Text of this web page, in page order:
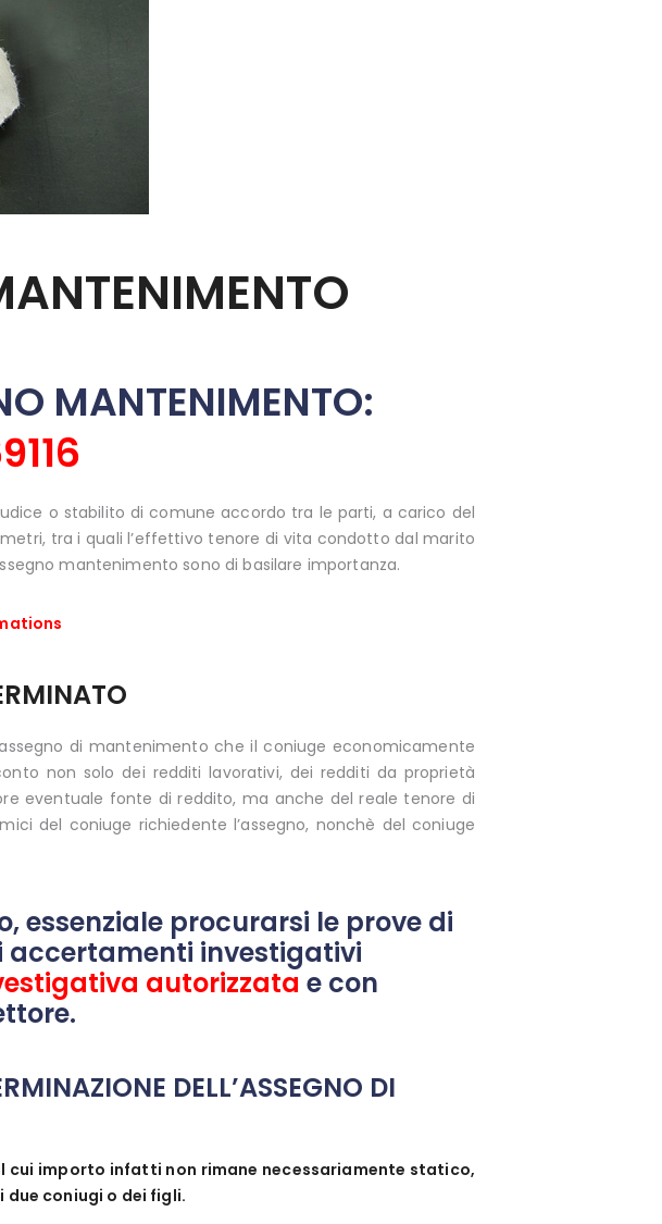
MANTENIMENTO:
o stabilito di comune accordo tra le parti, a carico del
tra i quali l’effettivo tenore di vita condotto dal marito
mantenimento sono di basilare importanza.
di mantenimento che il coniuge economicamente
non solo dei redditi lavorativi, dei redditi da proprietà
eventuale fonte di reddito, ma anche del reale tenore di
del coniuge richiedente l’assegno, nonchè del coniuge
essenziale procurarsi le prove di
investigativi
autorizzata e con
DELL’ASSEGNO DI
cui importo infatti non rimane necessariamente statico,
due coniugi o dei figli.